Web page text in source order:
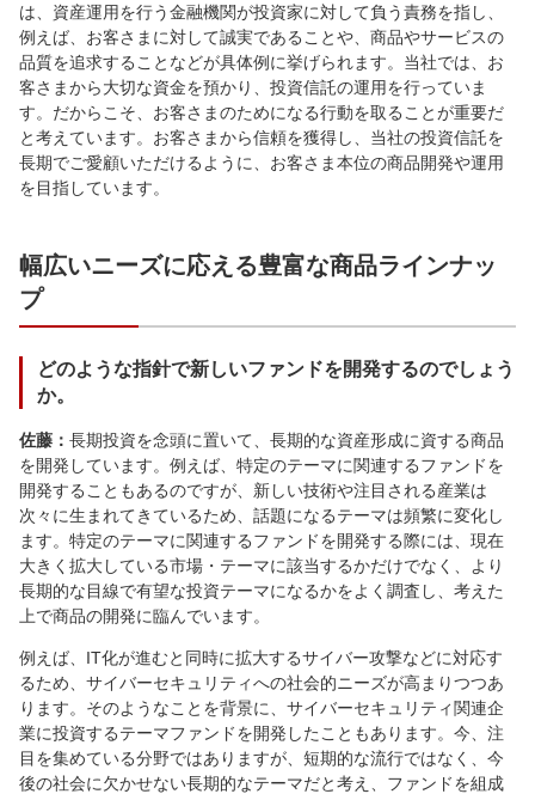
は、資産運用を行う金融機関が投資家に対して負う責務を指し、
例えば、お客さまに対して誠実であることや、商品やサービスの
品質を追求することなどが具体例に挙げられます。当社では、お
客さまから大切な資金を預かり、投資信託の運用を行っていま
す。だからこそ、お客さまのためになる行動を取ることが重要だ
と考えています。お客さまから信頼を獲得し、当社の投資信託を
長期でご愛顧いただけるように、お客さま本位の商品開発や運用
を目指しています。
幅広いニーズに応える豊富な商品ラインナッ
プ
どのような指針で新しいファンドを開発するのでしょう
か。
佐藤： 長期投資を念頭に置いて、長期的な資産形成に資する商品
を開発しています。例えば、特定のテーマに関連するファンドを
開発することもあるのですが、新しい技術や注目される産業は
次々に生まれてきているため、話題になるテーマは頻繁に変化し
ます。特定のテーマに関連するファンドを開発する際には、現在
大きく拡大している市場・テーマに該当するかだけでなく、より
長期的な目線で有望な投資テーマになるかをよく調査し、考えた
上で商品の開発に臨んでいます。
例えば、IT化が進むと同時に拡大するサイバー攻撃などに対応す
るため、サイバーセキュリティへの社会的ニーズが高まりつつあ
ります。そのようなことを背景に、サイバーセキュリティ関連企
業に投資するテーマファンドを開発したこともあります。今、注
目を集めている分野ではありますが、短期的な流行ではなく、今
後の社会に欠かせない長期的なテーマだと考え、ファンドを組成